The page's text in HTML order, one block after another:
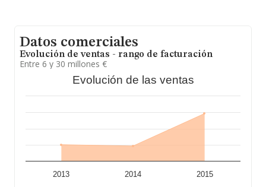
Datos comerciales
Evolución de ventas - rango de facturación
Entre 6 y 30 millones €
Evolución de las ventas
2013 2014 2015